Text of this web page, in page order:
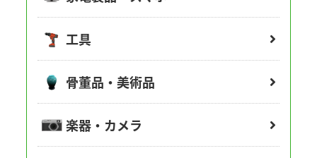
工具
骨董品・美術品
楽器・カメラ